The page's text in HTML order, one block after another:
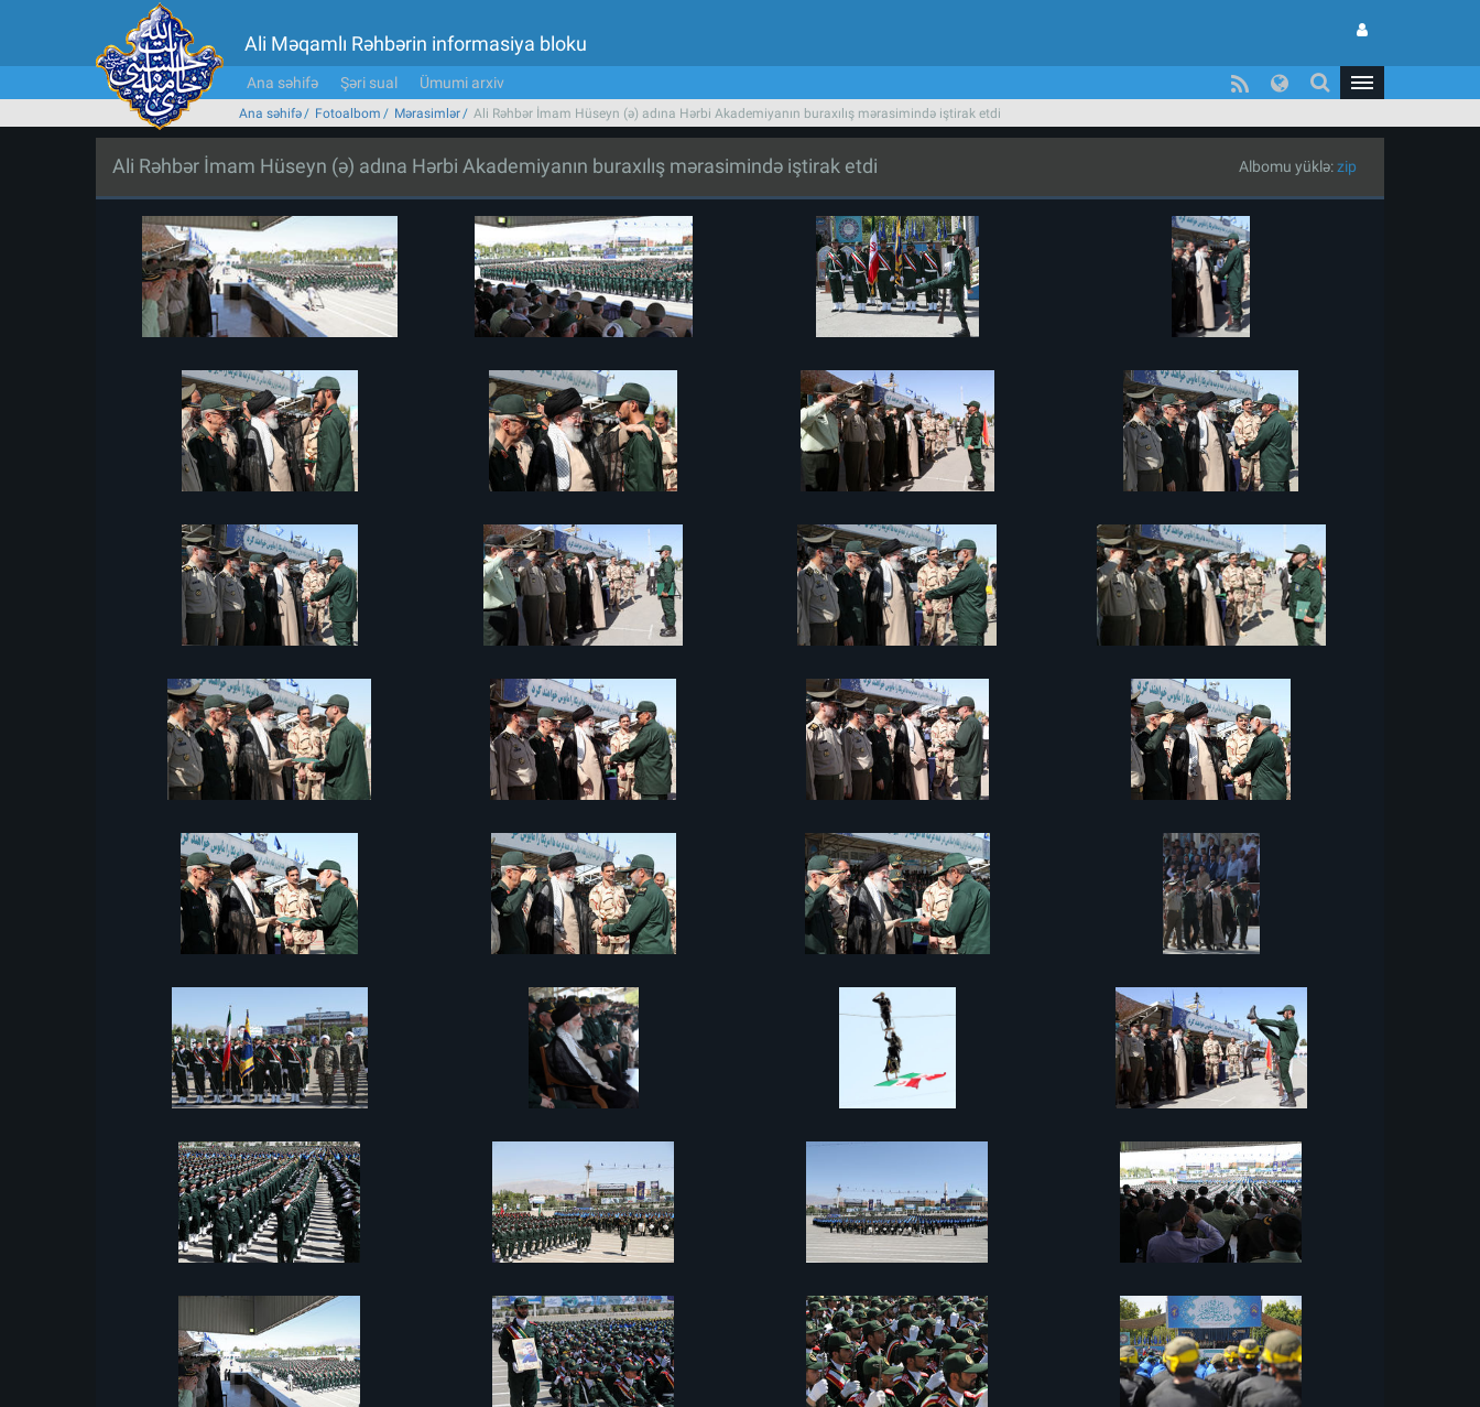
Ali Məqamlı Rəhbərin informasiya bloku
Ana səhifə Şəri sual Ümumi arxiv
Ana səhifə Fotoalbom Mərasimlər Ali Rəhbər İmam Hüseyn (ə) adına Hərbi Akademiyanın buraxılış mərasimində iştirak etdi
Ali Rəhbər İmam Hüseyn (ə) adına Hərbi Akademiyanın buraxılış mərasimində iştirak etdi Albomu yüklə:zip